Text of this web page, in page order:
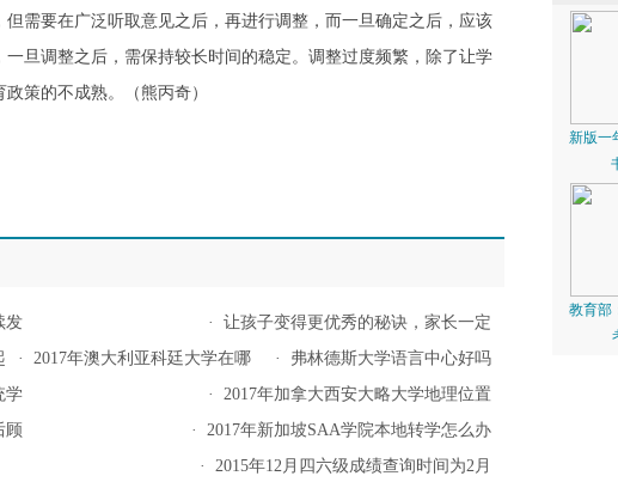
要在广泛听取意见之后，再进行调整，而一旦确定之后，应该
旦调整之后，需保持较长时间的稳定。调整过度频繁，除了让学
策的不成熟。（熊丙奇）
发 · 让孩子变得更优秀的秘诀，家长一定
· 弗林德斯大学语言中心好吗
· 2017年澳大利亚科廷大学在哪
· 2017年加拿大西安大略大学地理位置
学
· 2017年新加坡SAA学院本地转学怎么办
顾
· 2015年12月四六级成绩查询时间为2月
新版一
教育部